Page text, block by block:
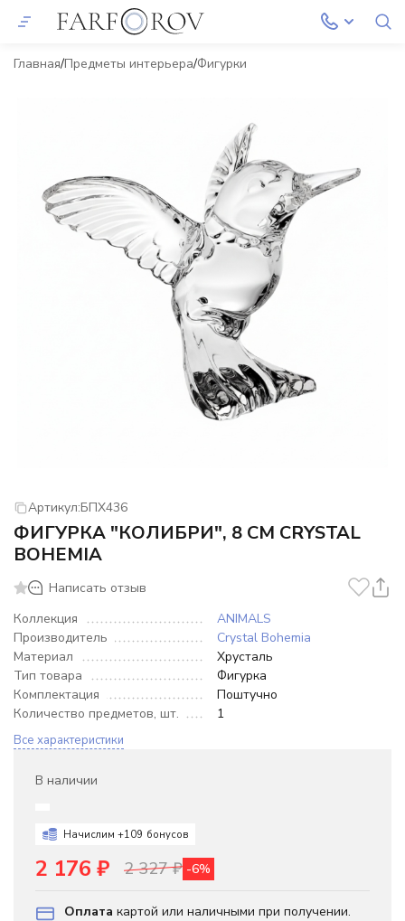
Главная Предметы интерьера Фигурки
Артикул:БПХ436
ФИГУРКА "КОЛИБРИ", 8 СМ CRYSTAL
BOHEMIA
Написать отзыв
Коллекция
ANIMALS
Производитель
Crystal Bohemia
Материал
Хрусталь
Тип товара
Фигурка
Комплектация
Поштучно
Количество предметов, шт.
1
Все характеристики
В наличии
Начислим +109 бонусов
2 176 ₽ 2 327₽ -6%
Оплата картой или наличными при получении.